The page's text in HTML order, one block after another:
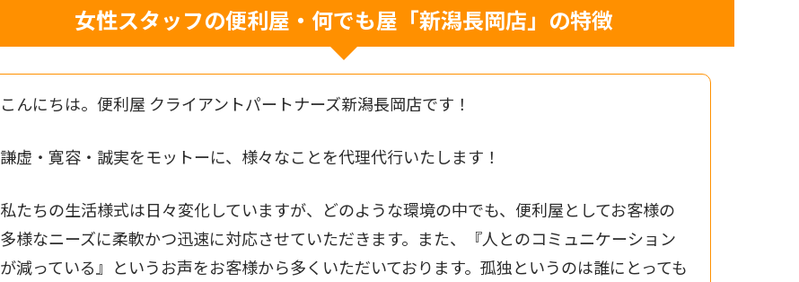
女性スタッフの便利屋・何でも屋「新潟長岡店」の特徴
こんにちは。便利屋 クライアントパートナーズ新潟長岡店です！
謙虚・寛容・誠実をモットーに、様々なことを代理代行いたします！
私たちの生活様式は日々変化していますが、どのような環境の中でも、便利屋としてお客様の
多様なニーズに柔軟かつ迅速に対応させていただきます。また、『人とのコミュニケーション
が減っている』というお声をお客様から多くいただいております。孤独というのは誰にとっても